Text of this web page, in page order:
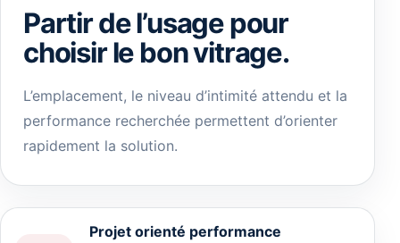
Partir de l’usage pour
choisir le bon vitrage.
L’emplacement, le niveau d’intimité attendu et la
performance recherchée permettent d’orienter
rapidement la solution.
Projet orienté performance